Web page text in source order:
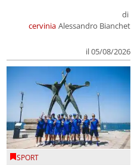
cervinia
di
Alessandro Bianchet
il 05/08/2026
SPORT